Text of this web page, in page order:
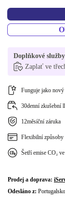
Doplňkové služby
Zaplať ve
Funguje jako nový
30denní zkušební
12měsíční záruka
Flexibilní způsoby
Šetří emise CO₂
Prodej a doprava:
Odesláno z: Portugalsko